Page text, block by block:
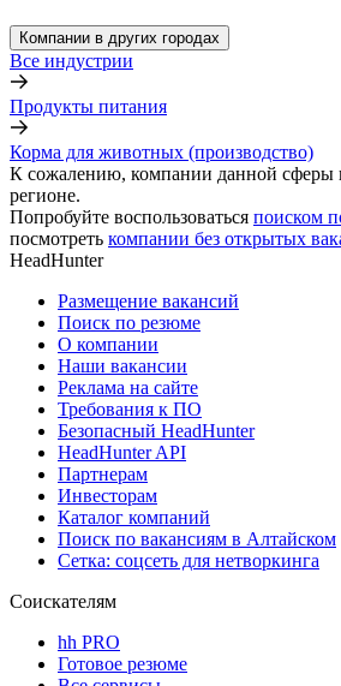
Компании в других городах
Все индустрии
Продукты питания
Корма для животных (производство)
К сожалению, компании данной сферы
регионе.
Попробуйте воспользоваться поиском
посмотреть компании без открытых
HeadHunter
Размещение вакансий
Поиск по резюме
О компании
Наши вакансии
Реклама на сайте
Требования к ПО
Безопасный HeadHunter
HeadHunter API
Партнерам
Инвесторам
Каталог компаний
Поиск по вакансиям в Алтайском
Сетка: соцсеть для нетворкинга
Соискателям
hh PRO
Готовое резюме